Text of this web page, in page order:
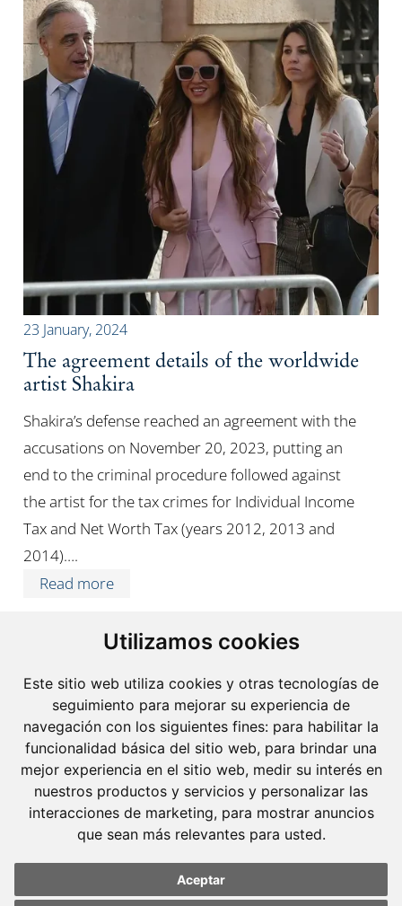
Utilizamos cookies
Este sitio web utiliza cookies y otras tecnologías de
seguimiento para mejorar su experiencia de
navegación con los siguientes fines: para habilitar la
funcionalidad básica del sitio web, para brindar una
mejor experiencia en el sitio web, medir su interés en
nuestros productos y servicios y personalizar las
interacciones de marketing, para mostrar anuncios
que sean más relevantes para usted.
Aceptar
23 January, 2024
The agreement details of the worldwide
artist Shakira
Shakira’s defense reached an agreement with the
accusations on November 20, 2023, putting an
end to the criminal procedure followed against
the artist for the tax crimes for Individual Income
Tax and Net Worth Tax (years 2012, 2013 and
2014)….
Read more